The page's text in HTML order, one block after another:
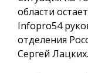
области
Infopro54
отделения
Сергей Лацких.